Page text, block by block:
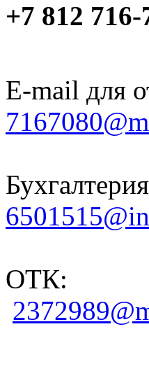
+7 812 716-
E-mail для
ОТК: